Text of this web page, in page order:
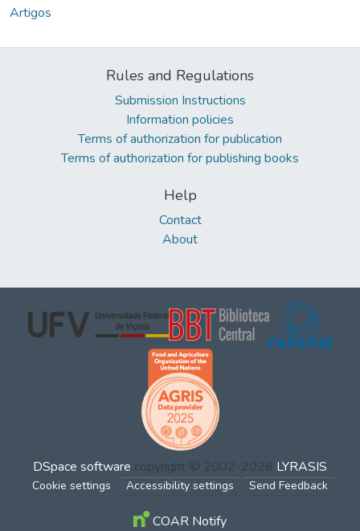
Artigos
Rules and Regulations
Submission Instructions
Information policies
Terms of authorization for publication
Terms of authorization for publishing books
Help
Contact
About
DSpace software copyright © 2002-2026 LYRASIS
Cookie settings Accessibility settings Send Feedback
COAR Notify